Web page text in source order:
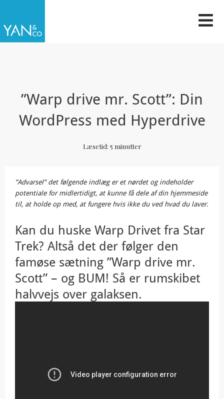
indholdet
”Warp drive mr. Scott”: Din
WordPress med Hyperdrive
Læsetid: 5 minutter
”Advarsel” det følgende indlæg er et nørdet og indeholder
potentiale for midlertidigt, at kunne få dele af din hjemmeside
til, at holde op med, at fungere hvis ikke du ved hvad du laver.
Kan du huske Warp Drivet fra Star
Trek? Altså det der følger den
famøse sætning ”Warp drive mr.
Scott” – og BUM! Så er rumskibet
halvvejs over galaksen.